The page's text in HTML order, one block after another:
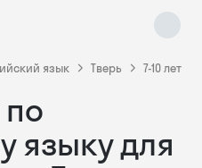
язык Тверь 7-10 лет
языку для